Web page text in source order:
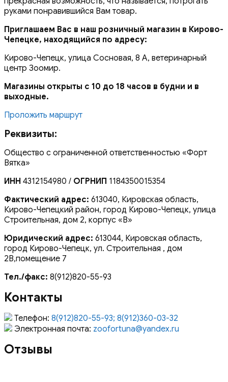
руками понравившийся Вам товар.
Приглашаем Вас в наш розничный магазин в Кирово-
Чепецке, находящийся по адресу:
Кирово-Чепецк, улица Сосновая, 8 А, ветеринарный
центр Зоомир.
Магазины открыты с 10 до 18 часов в будни и в
выходные.
Проложить маршрут
Реквизиты:
Общество с ограниченной ответственностью «Форт
Вятка»
ИНН 4312154980 / ОГРНИП 1184350015354
Фактический адрес: 613040, Кировская область,
Кирово-Чепецкий район, город Кирово-Чепецк, улица
Строительная, дом 2, корпус «В»
Юридический адрес: 613044, Кировская область,
город Кирово-Чепецк, ул. Строительная , дом
2В,помещение 7
Тел./факс: 8(912)820-55-93
Контакты
Телефон: 8(912)820-55-93; 8(912)360-03-32
Электронная почта: zoofortuna@yandex.ru
Отзывы